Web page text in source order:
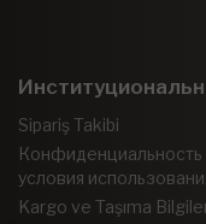
Sipariş Takibi
Конфиденциальность
условия
Kargo ve Taşıma